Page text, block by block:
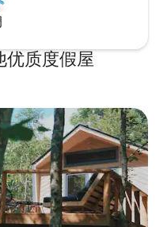
优质度假屋